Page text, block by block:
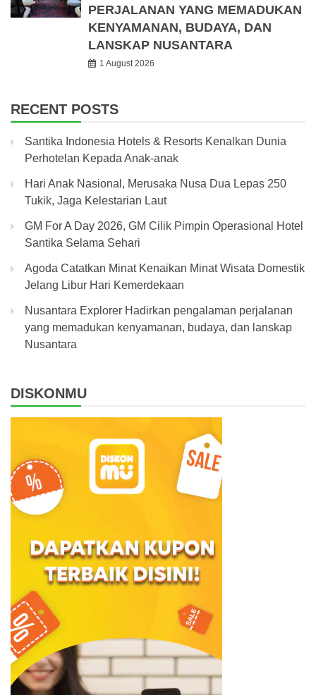
PERJALANAN YANG MEMADUKAN
KENYAMANAN, BUDAYA, DAN
LANSKAP NUSANTARA
1 August 2026
RECENT POSTS
Santika Indonesia Hotels & Resorts Kenalkan Dunia
Perhotelan Kepada Anak-anak
Hari Anak Nasional, Merusaka Nusa Dua Lepas 250
Tukik, Jaga Kelestarian Laut
GM For A Day 2026, GM Cilik Pimpin Operasional Hotel
Santika Selama Sehari
Agoda Catatkan Minat Kenaikan Minat Wisata Domestik
Jelang Libur Hari Kemerdekaan
Nusantara Explorer Hadirkan pengalaman perjalanan
yang memadukan kenyamanan, budaya, dan lanskap
Nusantara
DISKONMU